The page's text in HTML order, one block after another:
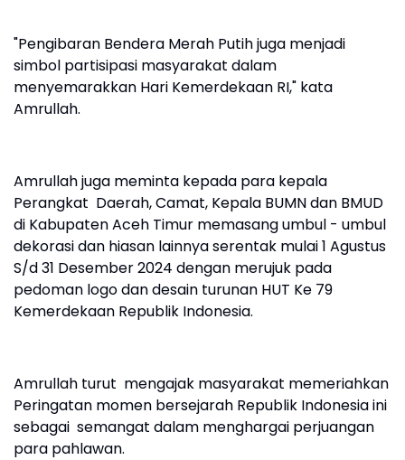
"Pengibaran Bendera Merah Putih juga menjadi
simbol partisipasi masyarakat dalam
menyemarakkan Hari Kemerdekaan RI," kata
Amrullah.
Amrullah juga meminta kepada para kepala
Perangkat Daerah, Camat, Kepala BUMN dan BMUD
di Kabupaten Aceh Timur memasang umbul - umbul
dekorasi dan hiasan lainnya serentak mulai 1 Agustus
S/d 31 Desember 2024 dengan merujuk pada
pedoman logo dan desain turunan HUT Ke 79
Kemerdekaan Republik Indonesia.
Amrullah turut mengajak masyarakat memeriahkan
Peringatan momen bersejarah Republik Indonesia ini
sebagai semangat dalam menghargai perjuangan
para pahlawan.